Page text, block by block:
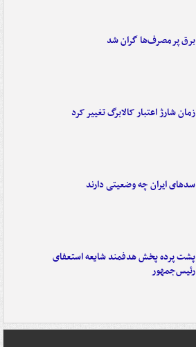
برق پرمصرف‌ها گران شد
زمان شارژ اعتبار کالابرگ تغییر کرد
سدهای ایران چه وضعیتی دارند
پشت پرده پخش هدفمند شایعه استعفای
رئیس‌جمهور